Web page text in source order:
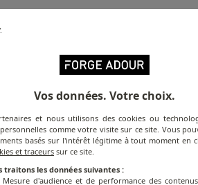
Répond aux attentes
Avis du14/06/2026, suite à une
Réponse de
Nous vous
Vos données. Votre choix.
et nous utilisons des cookies ou
comme votre visite sur ce site. Vous
basés sur l'intérêt légitime à tout moment en
et traceurs sur ce site.
traitons les données suivantes :
d'audience et de performance des